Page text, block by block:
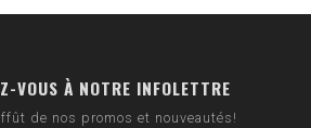
VOUS À NOTRE INFOLETTRE
de nos promos et nouveautés!